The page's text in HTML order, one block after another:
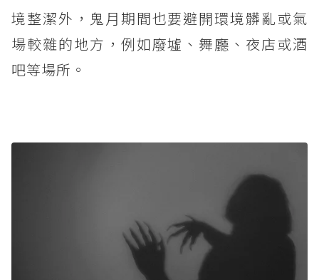
境整潔外，鬼月期間也要避開環境髒亂或氣
場較雜的地方，例如廢墟、舞廳、夜店或酒
吧等場所。